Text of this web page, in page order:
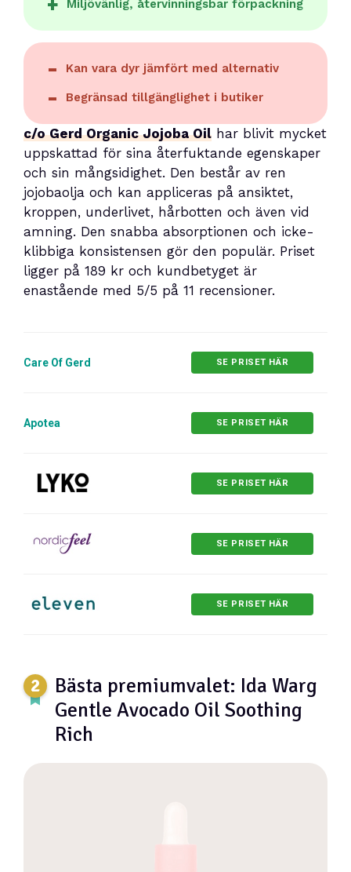
Miljövänlig, återvinningsbar förpackning
Kan vara dyr jämfört med alternativ
Begränsad tillgänglighet i butiker
c/o Gerd Organic Jojoba Oil har blivit mycket
uppskattad för sina återfuktande egenskaper
och sin mångsidighet. Den består av ren
jojobaolja och kan appliceras på ansiktet,
kroppen, underlivet, hårbotten och även vid
amning. Den snabba absorptionen och icke-
klibbiga konsistensen gör den populär. Priset
ligger på 189 kr och kundbetyget är
enastående med 5/5 på 11 recensioner.
Care Of Gerd SE PRISET HÄR
Apotea SE PRISET HÄR
SE PRISET HÄR
SE PRISET HÄR
SE PRISET HÄR
Bästa premiumvalet: Ida Warg
Gentle Avocado Oil Soothing
Rich